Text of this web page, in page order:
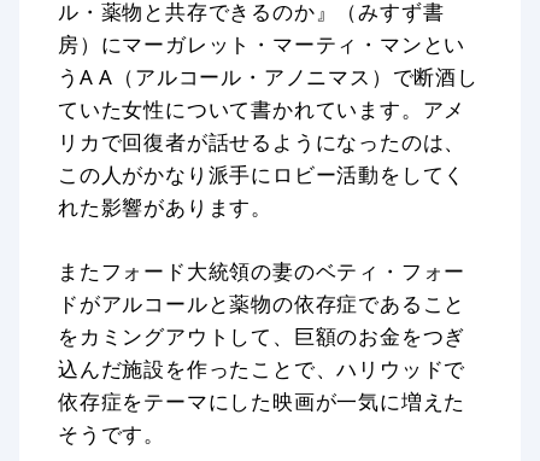
ル・薬物と共存できるのか』（みすず書
房）にマーガレット・マーティ・マンとい
うA A（アルコール・アノニマス）で断酒し
ていた女性について書かれています。アメ
リカで回復者が話せるようになったのは、
この人がかなり派手にロビー活動をしてく
れた影響があります。
またフォード大統領の妻のベティ・フォー
ドがアルコールと薬物の依存症であること
をカミングアウトして、巨額のお金をつぎ
込んだ施設を作ったことで、ハリウッドで
依存症をテーマにした映画が一気に増えた
そうです。